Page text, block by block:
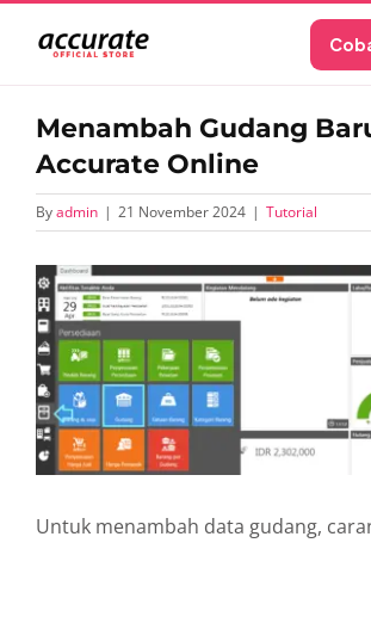
content
Menambah Gudang
Accurate Online
Byadmin | 21 November 2024 | Tutorial
View
Larger
Image
Untuk menambah data gudang,